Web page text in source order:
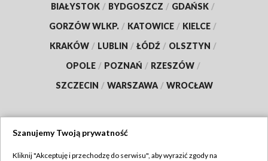
BIAŁYSTOK / BYDGOSZCZ / GDAŃSK /
GORZÓW WLKP. / KATOWICE / KIELCE /
KRAKÓW / LUBLIN / ŁÓDŹ / OLSZTYN /
OPOLE / POZNAŃ / RZESZÓW /
SZCZECIN / WARSZAWA / WROCŁAW
Szanujemy Twoją prywatność
Kliknij "Akceptuję i przechodzę do serwisu", aby wyrazić zgody na